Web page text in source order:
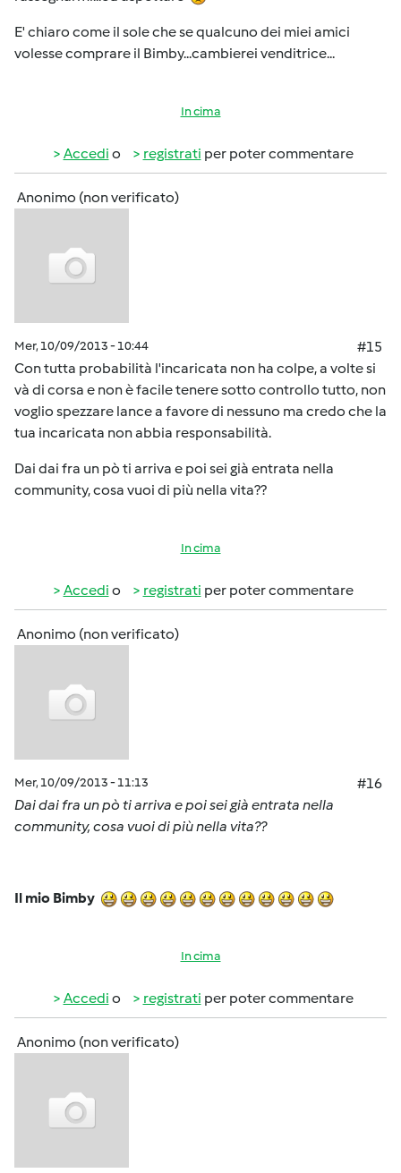
E' chiaro come il sole che se qualcuno dei miei amici
volesse comprare il Bimby...cambierei venditrice...
In cima
Accedi o registrati per poter commentare
Anonimo (non verificato)
Mer, 10/09/2013 - 10:44
#15
Con tutta probabilità l'incaricata non ha colpe, a volte si
và di corsa e non è facile tenere sotto controllo tutto, non
voglio spezzare lance a favore di nessuno ma credo che la
tua incaricata non abbia responsabilità.
Dai dai fra un pò ti arriva e poi sei già entrata nella
community, cosa vuoi di più nella vita??
In cima
Accedi o registrati per poter commentare
Anonimo (non verificato)
Mer, 10/09/2013 - 11:13
#16
Dai dai fra un pò ti arriva e poi sei già entrata nella
community, cosa vuoi di più nella vita??
Il mio Bimby
In cima
Accedi o registrati per poter commentare
Anonimo (non verificato)